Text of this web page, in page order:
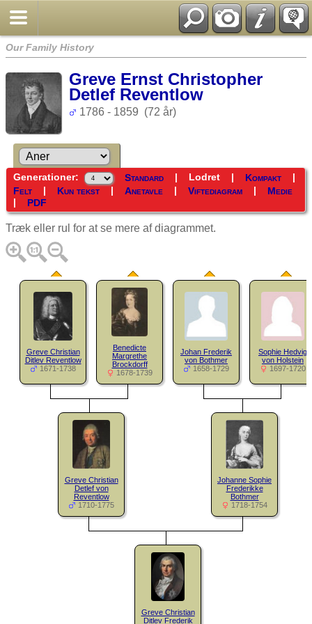
Our Family History
Greve Ernst Christopher
Detlef Reventlow
1786 - 1859 (72 år)
Generationer: Standard| Lodret| Kompakt|
Felt| Kun tekst| Anetavle | Viftediagram| Medie
| PDF
Træk eller rul for at se mere af diagrammet.
Greve Christian
Ditlev Reventlow
1671-1738
Benedicte
Margrethe
Brockdorff
1678-1739
Johan Frederik
von Bothmer
1658-1729
Sophie Hedvig
von Holstein
1697-1720
Greve Christian
Detlef von
Reventlow
1710-1775
Johanne Sophie
Frederikke
Bothmer
1718-1754
Greve Christian
Ditlev Frederik